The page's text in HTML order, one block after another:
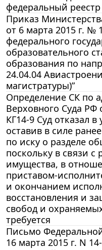
федеральный
Приказ
от 6 марта 2015 г. №
федерального
образовательного
образования по
24.04.04
магистратуры)”
Определение СК по
Верховного Суда РФ
КГ14-9 Суд отказал
оставив в силе
по иску о разделе
поскольку в связи с
имущества, в
приставом-
и окончанием
восстановления и
свобод и
требуется
Письмо
16 марта 2015 г. N